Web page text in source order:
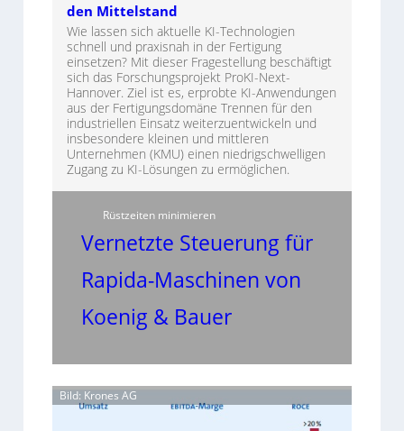
den Mittelstand
Wie lassen sich aktuelle KI-Technologien
schnell und praxisnah in der Fertigung
einsetzen? Mit dieser Fragestellung beschäftigt
sich das Forschungsprojekt ProKI-Next-
Hannover. Ziel ist es, erprobte KI-Anwendungen
aus der Fertigungsdomäne Trennen für den
industriellen Einsatz weiterzuentwickeln und
insbesondere kleinen und mittleren
Unternehmen (KMU) einen niedrigschwelligen
Zugang zu KI-Lösungen zu ermöglichen.
Rüstzeiten minimieren
Vernetzte Steuerung für
Rapida-Maschinen von
Koenig & Bauer
Bild: Krones AG